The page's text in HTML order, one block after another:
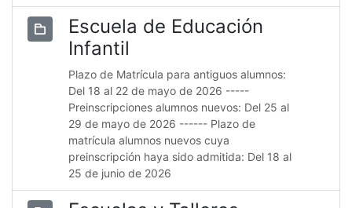
Escuela de Educación
Infantil
Plazo de Matrícula para antiguos alumnos:
Del 18 al 22 de mayo de 2026 -----
Preinscripciones alumnos nuevos: Del 25 al
29 de mayo de 2026 ------ Plazo de
matrícula alumnos nuevos cuya
preinscripción haya sido admitida: Del 18 al
25 de junio de 2026